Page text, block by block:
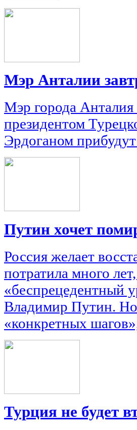
Мэр Анталии
Мэр города
президентом
Эрдоганом
Путин хочет
Россия желает
потратила много
«беспрецедентный
Владимир Путин. Но
«конкретных
Турция не будет